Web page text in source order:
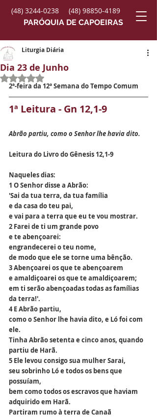
(48) 3244-0238
(48) 98850-4189
PARÓQUIA DE CAPOEIRAS
Dia 23 de Junho
Liturgia Diária
Avaliado com NaN de 5 estrelas.
2ª-feira da 12ª Semana do Tempo Comum
1ª Leitura - Gn 12,1-9
Abrão partiu, como o Senhor lhe havia dito.
Leitura do Livro do Gênesis 12,1-9
Naqueles dias:
1 O Senhor disse a Abrão:
'Sai da tua terra, da tua família
e da casa do teu pai,
e vai para a terra que eu te vou mostrar.
2 Farei de ti um grande povo
e te abençoarei:
engrandecerei o teu nome,
de modo que ele se torne uma bênção.
3 Abençoarei os que te abençoarem
e amaldiçoarei os que te amaldiçoarem;
em ti serão abençoadas todas as famílias
da terra!'.
4 E Abrão partiu,
como o Senhor lhe havia dito, e Ló foi com
ele.
Tinha Abrão setenta e cinco anos, quando
partiu de Harã.
5 Ele levou consigo sua mulher Sarai,
seu sobrinho Ló e todos os bens que
possuíam,
bem como todos os escravos que haviam
adquirido em Harã.
Partiram rumo à terra de Canaã